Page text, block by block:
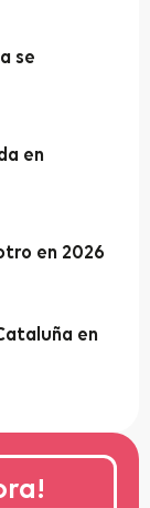
se
en
en 2026
en